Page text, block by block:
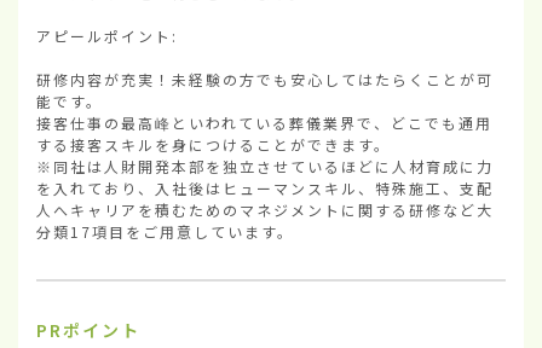
アピールポイント:
研修内容が充実！未経験の方でも安心してはたらくことが可
能です。
接客仕事の最高峰といわれている葬儀業界で、どこでも通用
する接客スキルを身につけることができます。
※同社は人財開発本部を独立させているほどに人材育成に力
を入れており、入社後はヒューマンスキル、特殊施工、支配
人へキャリアを積むためのマネジメントに関する研修など大
分類17項目をご用意しています。
PRポイント